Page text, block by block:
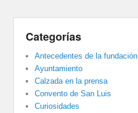
Categorías
Antecedentes de la fundación
Ayuntamiento
Calzada en la prensa
Convento de San Luis
Curiosidades